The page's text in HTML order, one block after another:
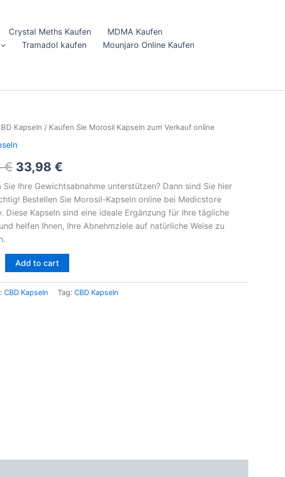
Crystal Meths Kaufen
MDMA Kaufen
Tramadol kaufen
Mounjaro Online Kaufen
Kapseln / Kaufen Sie Morosil Kapseln zum Verkauf online
€
Original
price
was:
53,98 €.
33,98 €
Current
33,98 €.
Sie Ihre Gewichtsabnahme unterstützen? Dann sind Sie hier
Bestellen Sie Morosil-Kapseln online bei Medicstore
Diese Kapseln sind eine ideale Ergänzung für Ihre tägliche
helfen Ihnen, Ihre Abnehmziele auf natürliche Weise zu
Add to cart
CBD Kapseln Tag: CBD Kapseln